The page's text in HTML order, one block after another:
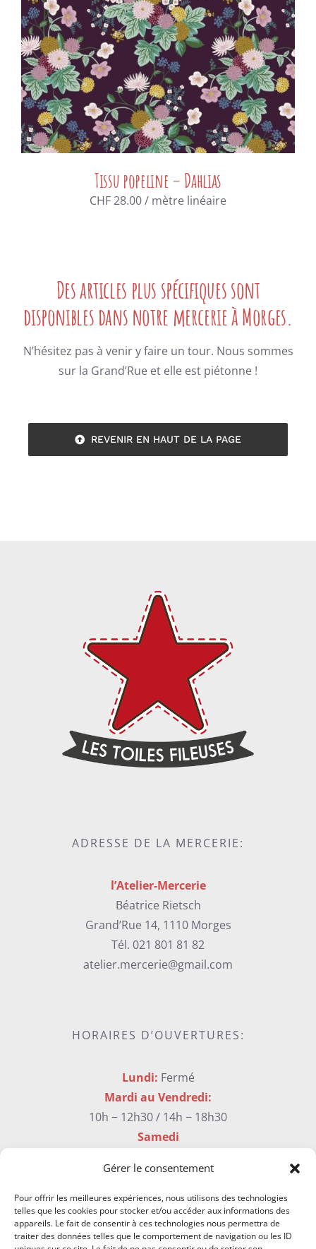
Gérer le consentement
Pour offrir les meilleures expériences, nous utilisons des technologies
telles que les cookies pour stocker et/ou accéder aux informations des
appareils. Le fait de consentir à ces technologies nous permettra de
traiter des données telles que le comportement de navigation ou les ID
Tissu popeline – Dahlias
CHF28.00/ mètre linéaire
Des articles plus spécifiques sont
disponibles dans notre mercerie à Morges.
N’hésitez pas à venir y faire un tour. Nous sommes
sur la Grand’Rue et elle est piétonne !
REVENIR EN HAUT DE LA PAGE
ADRESSE DE LA MERCERIE:
l’Atelier-Mercerie
Béatrice Rietsch
Grand’Rue 14, 1110 Morges
Tél. 021 801 81 82
atelier.mercerie@gmail.com
HORAIRES D’OUVERTURES:
Lundi: Fermé
Mardi au Vendredi:
10h − 12h30 / 14h − 18h30
Samedi
Newsletter & Contact